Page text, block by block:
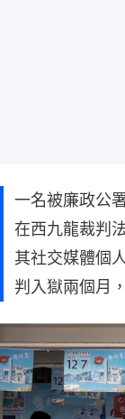
一名被廉政公
在西九龍裁判
其社交媒體個
判入獄兩個月